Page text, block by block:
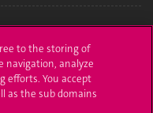
to the storing of
navigation, analyze
efforts. You accept
as the sub domains